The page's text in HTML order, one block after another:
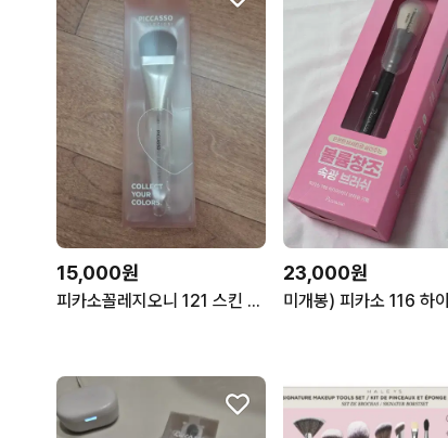
15,000원
피카소꼴레지오니 121 스킨 베이스 브러쉬
23,000원